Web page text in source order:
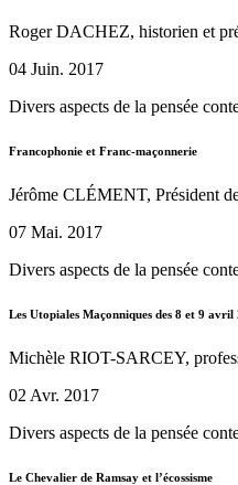
Roger DACHEZ, historien et
04 Juin. 2017
Divers aspects de la pensée
Francophonie et Franc-maçonnerie
Jérôme CLÉMENT, Président
07 Mai. 2017
Divers aspects de la pensée
Les Utopiales Maçonniques des 8 et 9 avril
Michèle RIOT-SARCEY,
02 Avr. 2017
Divers aspects de la pensée
Le Chevalier de Ramsay et l’écossisme